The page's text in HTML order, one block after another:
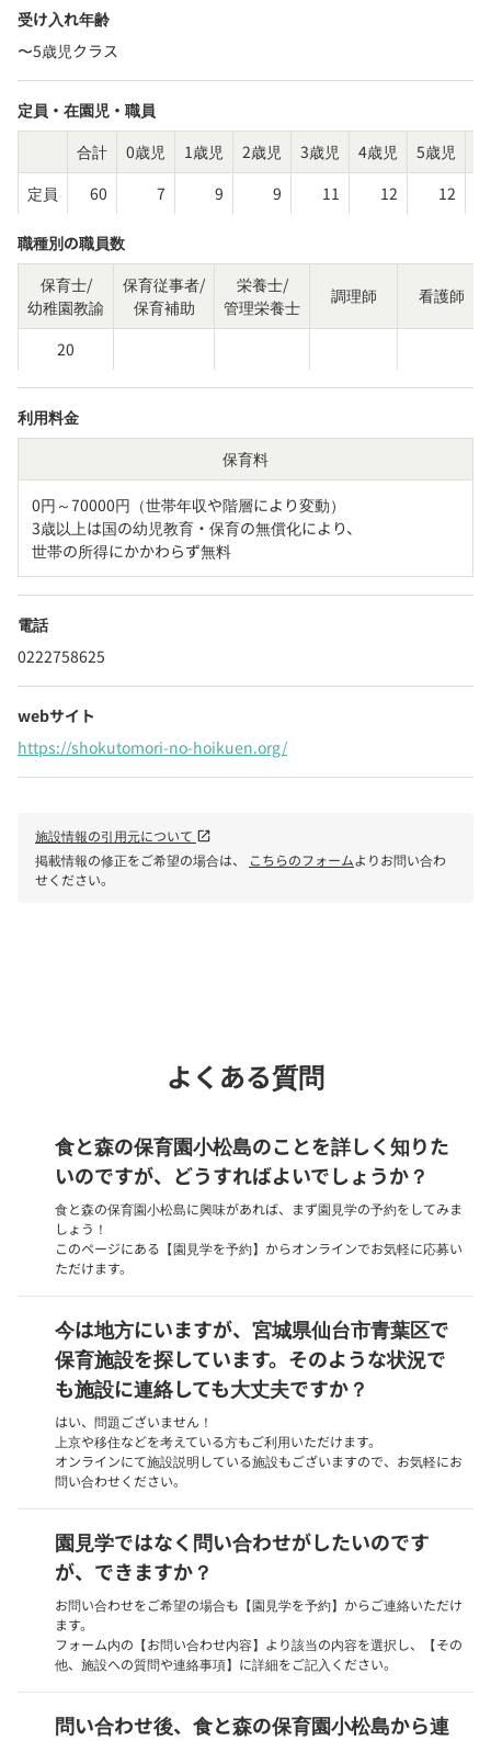
受け入れ年齢
〜5歳児クラス
定員・在園児・職員
合計
0歳児 1歳児 2歳児 3歳児 4歳児 5歳児
定員
60 7 9 9 11 12 12
職種別の職員数
保育士/
幼稚園教諭
保育従事者/
保育補助
栄養士/
管理栄養士
調理師 看護師
20
利用料金
保育料
0円～70000円（世帯年収や階層により変動）
3歳以上は国の幼児教育・保育の無償化により、
世帯の所得にかかわらず無料
電話
0222758625
webサイト
https://shokutomori-no-hoikuen.org/
施設情報の引用元について open_in_new
掲載情報の修正をご希望の場合は、 こちらのフォームよりお問い合わ
せください。
よくある質問
食と森の保育園小松島のことを詳しく知りた
いのですが、どうすればよいでしょうか？
食と森の保育園小松島に興味があれば、まず園見学の予約をしてみま
しょう！
このページにある【園見学を予約】からオンラインでお気軽に応募い
ただけます。
今は地方にいますが、宮城県仙台市青葉区で
保育施設を探しています。そのような状況で
も施設に連絡しても大丈夫ですか？
はい、問題ございません！
上京や移住などを考えている方もご利用いただけます。
オンラインにて施設説明している施設もございますので、お気軽にお
問い合わせください。
園見学ではなく問い合わせがしたいのです
が、できますか？
お問い合わせをご希望の場合も【園見学を予約】からご連絡いただけ
ます。
フォーム内の【お問い合わせ内容】より該当の内容を選択し、【その
他、施設への質問や連絡事項】に詳細をご記入ください。
問い合わせ後、食と森の保育園小松島から連